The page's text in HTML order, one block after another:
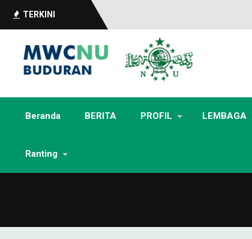
TERKINI
Beranda BERITA PROFIL LEMBAGA
Ranting